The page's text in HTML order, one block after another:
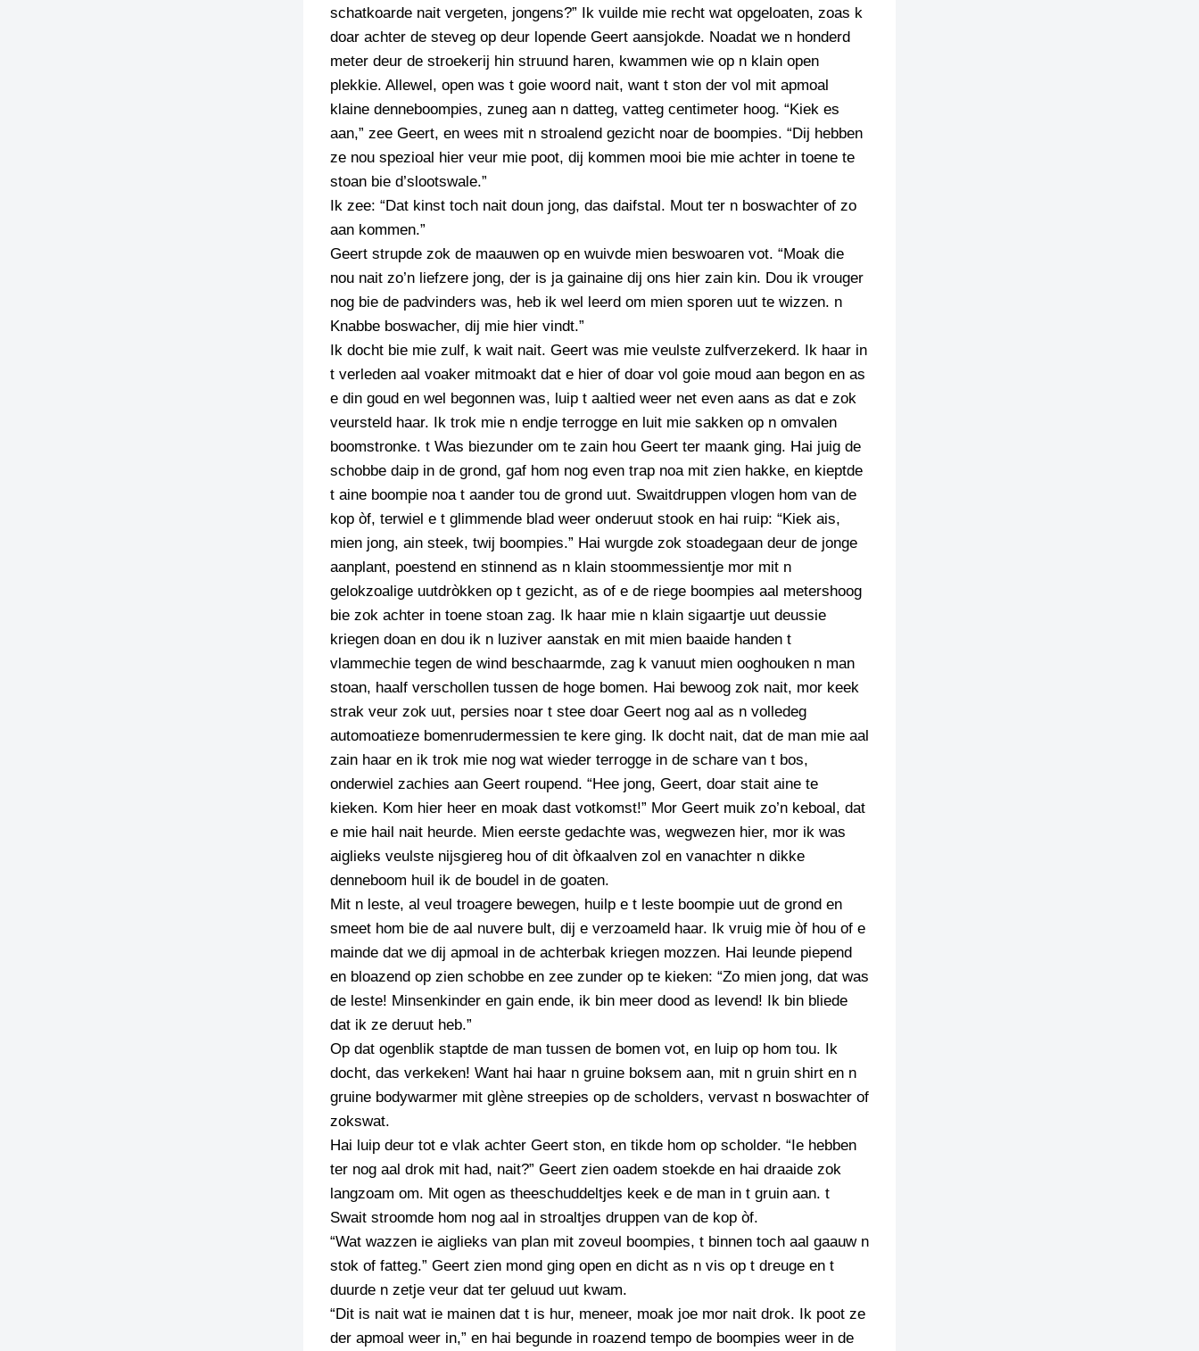
schatkoarde nait vergeten, jongens?” Ik vuilde mie recht wat opgeloaten, zoas k
doar achter de steveg op deur lopende Geert aansjokde. Noadat we n honderd
meter deur de stroekerij hin struund haren, kwammen wie op n klain open
plekkie. Allewel, open was t goie woord nait, want t ston der vol mit apmoal
klaine denneboompies, zuneg aan n datteg, vatteg centimeter hoog. “Kiek es
aan,” zee Geert, en wees mit n stroalend gezicht noar de boompies. “Dij hebben
ze nou spezioal hier veur mie poot, dij kommen mooi bie mie achter in toene te
stoan bie d’slootswale.”
Ik zee: “Dat kinst toch nait doun jong, das daifstal. Mout ter n boswachter of zo
aan kommen.”
Geert strupde zok de maauwen op en wuivde mien beswoaren vot. “Moak die
nou nait zo’n liefzere jong, der is ja gainaine dij ons hier zain kin. Dou ik vrouger
nog bie de padvinders was, heb ik wel leerd om mien sporen uut te wizzen. n
Knabbe boswacher, dij mie hier vindt.”
Ik docht bie mie zulf, k wait nait. Geert was mie veulste zulfverzekerd. Ik haar in
t verleden aal voaker mitmoakt dat e hier of doar vol goie moud aan begon en as
e din goud en wel begonnen was, luip t aaltied weer net even aans as dat e zok
veursteld haar. Ik trok mie n endje terrogge en luit mie sakken op n omvalen
boomstronke. t Was biezunder om te zain hou Geert ter maank ging. Hai juig de
schobbe daip in de grond, gaf hom nog even trap noa mit zien hakke, en kieptde
t aine boompie noa t aander tou de grond uut. Swaitdruppen vlogen hom van de
kop òf, terwiel e t glimmende blad weer onderuut stook en hai ruip: “Kiek ais,
mien jong, ain steek, twij boompies.” Hai wurgde zok stoadegaan deur de jonge
aanplant, poestend en stinnend as n klain stoommessientje mor mit n
gelokzoalige uutdròkken op t gezicht, as of e de riege boompies aal metershoog
bie zok achter in toene stoan zag. Ik haar mie n klain sigaartje uut deussie
kriegen doan en dou ik n luziver aanstak en mit mien baaide handen t
vlammechie tegen de wind beschaarmde, zag k vanuut mien ooghouken n man
stoan, haalf verschollen tussen de hoge bomen. Hai bewoog zok nait, mor keek
strak veur zok uut, persies noar t stee doar Geert nog aal as n volledeg
automoatieze bomenrudermessien te kere ging. Ik docht nait, dat de man mie aal
zain haar en ik trok mie nog wat wieder terrogge in de schare van t bos,
onderwiel zachies aan Geert roupend. “Hee jong, Geert, doar stait aine te
kieken. Kom hier heer en moak dast votkomst!” Mor Geert muik zo’n keboal, dat
e mie hail nait heurde. Mien eerste gedachte was, wegwezen hier, mor ik was
aiglieks veulste nijsgiereg hou of dit òfkaalven zol en vanachter n dikke
denneboom huil ik de boudel in de goaten.
Mit n leste, al veul troagere bewegen, huilp e t leste boompie uut de grond en
smeet hom bie de aal nuvere bult, dij e verzoameld haar. Ik vruig mie òf hou of e
mainde dat we dij apmoal in de achterbak kriegen mozzen. Hai leunde piepend
en bloazend op zien schobbe en zee zunder op te kieken: “Zo mien jong, dat was
de leste! Minsenkinder en gain ende, ik bin meer dood as levend! Ik bin bliede
dat ik ze deruut heb.”
Op dat ogenblik staptde de man tussen de bomen vot, en luip op hom tou. Ik
docht, das verkeken! Want hai haar n gruine boksem aan, mit n gruin shirt en n
gruine bodywarmer mit glène streepies op de scholders, vervast n boswachter of
zokswat.
Hai luip deur tot e vlak achter Geert ston, en tikde hom op scholder. “Ie hebben
ter nog aal drok mit had, nait?” Geert zien oadem stoekde en hai draaide zok
langzoam om. Mit ogen as theeschuddeltjes keek e de man in t gruin aan. t
Swait stroomde hom nog aal in stroaltjes druppen van de kop òf.
“Wat wazzen ie aiglieks van plan mit zoveul boompies, t binnen toch aal gaauw n
stok of fatteg.” Geert zien mond ging open en dicht as n vis op t dreuge en t
duurde n zetje veur dat ter geluud uut kwam.
“Dit is nait wat ie mainen dat t is hur, meneer, moak joe mor nait drok. Ik poot ze
der apmoal weer in,” en hai begunde in roazend tempo de boompies weer in de